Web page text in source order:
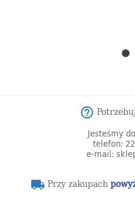
help_outline
Jesteśmy
telefon:
e-mail:
local_shipping Przy zakupach